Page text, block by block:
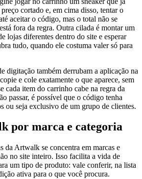
cortado e, em cima disso, tentar o
aceitar o código, mas o total não se
fora da regra. Outra cilada é montar um
lojas diferentes dentro do site e esperar
tudo, quando ele costuma valer só para
digitação também derrubam a aplicação na
e cole exatamente o que aparece, sem
cada item do carrinho cabe na regra da
passar, é possível que o código tenha
ou seja exclusivo de um grupo de clientes.
por marca e categoria
da Artwalk se concentra em marcas e
no site inteiro. Isso facilita a vida de
um tipo de produto: vale conferir, na lista
ativa para o que você procura.